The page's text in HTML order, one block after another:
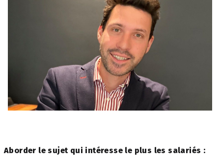
Aborder le sujet qui intéresse le plus les salariés :